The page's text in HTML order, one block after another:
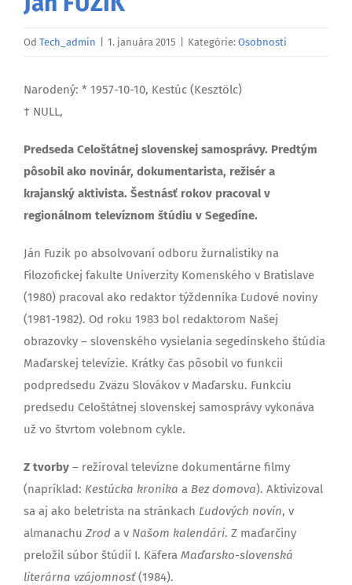
Od Tech_admin 1. januára 2015 Kategórie: Osobnosti
Narodený: * 1957-10-10, Kestúc (Kesztölc)
† NULL,
Predseda Celoštátnej slovenskej samosprávy. Predtým
pôsobil ako novinár, dokumentarista, režisér a
krajanský aktivista. Šestnásť rokov pracoval v
regionálnom televíznom štúdiu v Segedíne.
Ján Fuzik po absolvovaní odboru žurnalistiky na
Filozofickej fakulte Univerzity Komenského v Bratislave
(1980) pracoval ako redaktor týždenníka Ľudové noviny
(1981-1982). Od roku 1983 bol redaktorom Našej
obrazovky – slovenského vysielania segedínskeho štúdia
Maďarskej televízie. Krátky čas pôsobil vo funkcii
podpredsedu Zväzu Slovákov v Maďarsku. Funkciu
predsedu Celoštátnej slovenskej samosprávy vykonáva
už vo štvrtom volebnom cykle.
Z tvorby – režíroval televízne dokumentárne filmy
(napríklad: Kestúcka kronika a Bez domova). Aktivizoval
sa aj ako beletrista na stránkach Ľudových novín, v
almanachu Zrod a v Našom kalendári. Z maďarčiny
preložil súbor štúdií I. Käfera Maďarsko-slovenská
literárna vzájomnosť(1984).